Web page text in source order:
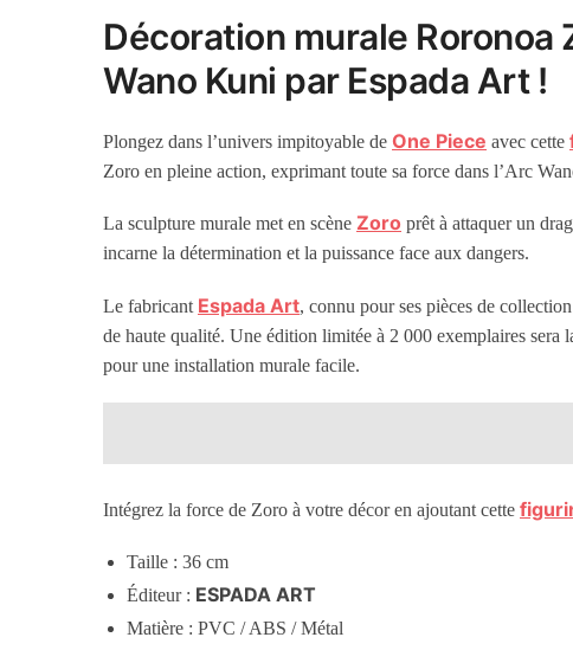
Décoration murale Roronoa
Wano Kuni par Espada Art !
Plongez dans l’univers impitoyable deOne Piece avec cette
Zoro en pleine action, exprimant toute sa force dans l’Arc
La sculpture murale met en scène Zoro prêt à attaquer un
incarne la détermination et la puissance face aux dangers.
Le fabricant Espada Art, connu pour ses pièces de
de haute qualité. Une édition limitée à 2 000 exemplaires sera
pour une installation murale facile.
Intégrez la force de Zoro à votre décor en ajoutant cette
Taille : 36 cm
Éditeur : ESPADA ART
Matière : PVC / ABS / Métal